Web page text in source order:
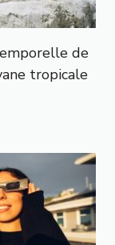
de
tropicale